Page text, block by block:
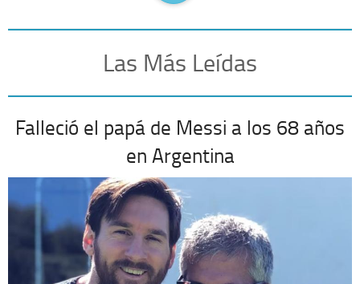
Las Más Leídas
Falleció el papá de Messi a los 68 años
en Argentina